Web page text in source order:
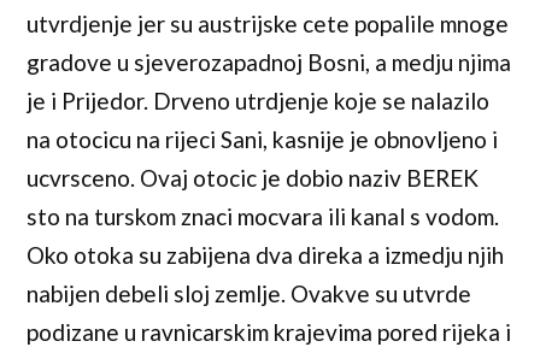
utvrdjenje jer su austrijske cete popalile mnoge
gradove u sjeverozapadnoj Bosni, a medju njima
je i Prijedor. Drveno utrdjenje koje se nalazilo
na otocicu na rijeci Sani, kasnije je obnovljeno i
ucvrsceno. Ovaj otocic je dobio naziv BEREK
sto na turskom znaci mocvara ili kanal s vodom.
Oko otoka su zabijena dva direka a izmedju njih
nabijen debeli sloj zemlje. Ovakve su utvrde
podizane u ravnicarskim krajevima pored rijeka i